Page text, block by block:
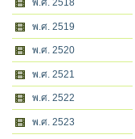
พ.ศ. 2518
พ.ศ. 2519
พ.ศ. 2520
พ.ศ. 2521
พ.ศ. 2522
พ.ศ. 2523